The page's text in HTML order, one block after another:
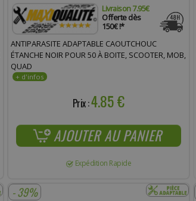
Livraison 7.95€
Offerte dès
150€ !*
ANTIPARASITE ADAPTABLE CAOUTCHOUC
ÉTANCHE NOIR POUR 50 À BOITE, SCOOTER, MOB,
QUAD
Prix :4.85 €
AJOUTER AU PANIER
Expédition Rapide
- 39%